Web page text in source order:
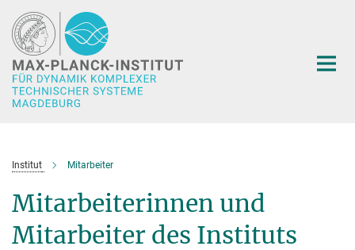
Hauptinhalt
Institut Mitarbeiter
Mitarbeiterinnen und
Mitarbeiter des Instituts